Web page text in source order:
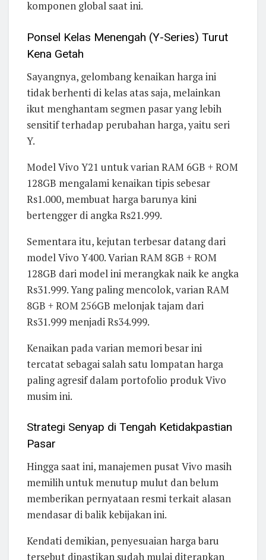
komponen global saat ini.
Ponsel Kelas Menengah (Y-Series) Turut
Kena Getah
Sayangnya, gelombang kenaikan harga ini
tidak berhenti di kelas atas saja, melainkan
ikut menghantam segmen pasar yang lebih
sensitif terhadap perubahan harga, yaitu seri
Y.
Model Vivo Y21 untuk varian RAM 6GB + ROM
128GB mengalami kenaikan tipis sebesar
Rs1.000, membuat harga barunya kini
bertengger di angka Rs21.999.
Sementara itu, kejutan terbesar datang dari
model Vivo Y400. Varian RAM 8GB + ROM
128GB dari model ini merangkak naik ke angka
Rs31.999. Yang paling mencolok, varian RAM
8GB + ROM 256GB melonjak tajam dari
Rs31.999 menjadi Rs34.999.
Kenaikan pada varian memori besar ini
tercatat sebagai salah satu lompatan harga
paling agresif dalam portofolio produk Vivo
musim ini.
Strategi Senyap di Tengah Ketidakpastian
Pasar
Hingga saat ini, manajemen pusat Vivo masih
memilih untuk menutup mulut dan belum
memberikan pernyataan resmi terkait alasan
mendasar di balik kebijakan ini.
Kendati demikian, penyesuaian harga baru
tersebut dipastikan sudah mulai diterapkan